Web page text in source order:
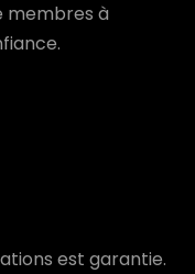
membres à
est garantie.